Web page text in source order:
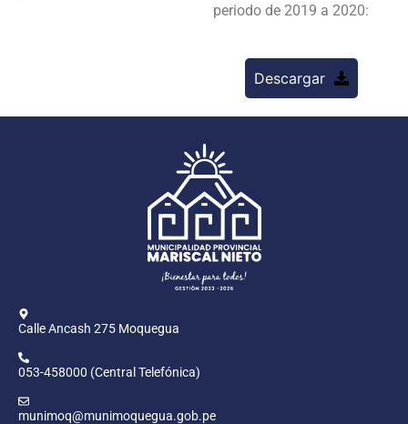
periodo de 2019 a 2020:
Descargar
Calle Ancash 275 Moquegua
053-458000 (Central Telefónica)
munimoq@munimoquegua.gob.pe